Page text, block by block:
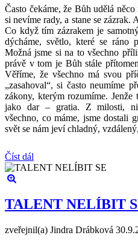
Často čekáme, že Bůh udělá
si nevíme rady, a stane se
Co když tím zázrakem je
dýcháme, světlo, které se ráno
Možná jsme si na to všechno
právě v tom je Bůh stále
Věříme, že všechno má svou
„zasahoval“, si často neumíme
zákony, kterým rozumíme. Jenže
jako dar – gratia. Z milosti,
všechno, co máme, jsme dostali
svět se nám jeví chladný,
Číst dál
TALENT NELÍBIT
zveřejnil(a) Jindra Drábková